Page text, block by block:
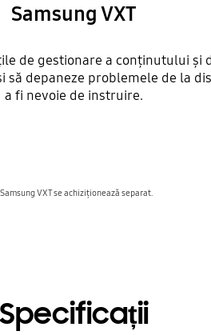
Samsung VXT
de gestionare a conținutului
depaneze problemele de la
a fi nevoie de instruire.
VXT se achiziționează separat.
Specificații